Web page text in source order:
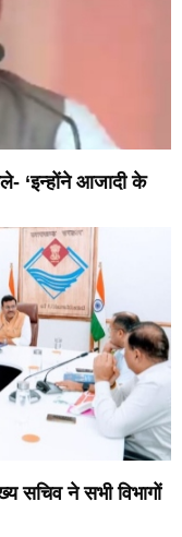
‘इन्होंने आजादी के
सचिव ने सभी विभागों